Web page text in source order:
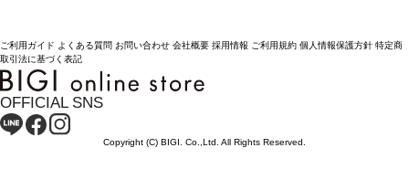
ご利用ガイド よくある質問 お問い合わせ 会社概要 採用情報 ご利用規約 個人情報保護方針 特定商
取引法に基づく表記
OFFICIAL SNS
Copyright (C) BIGI. Co.,Ltd. All Rights Reserved.